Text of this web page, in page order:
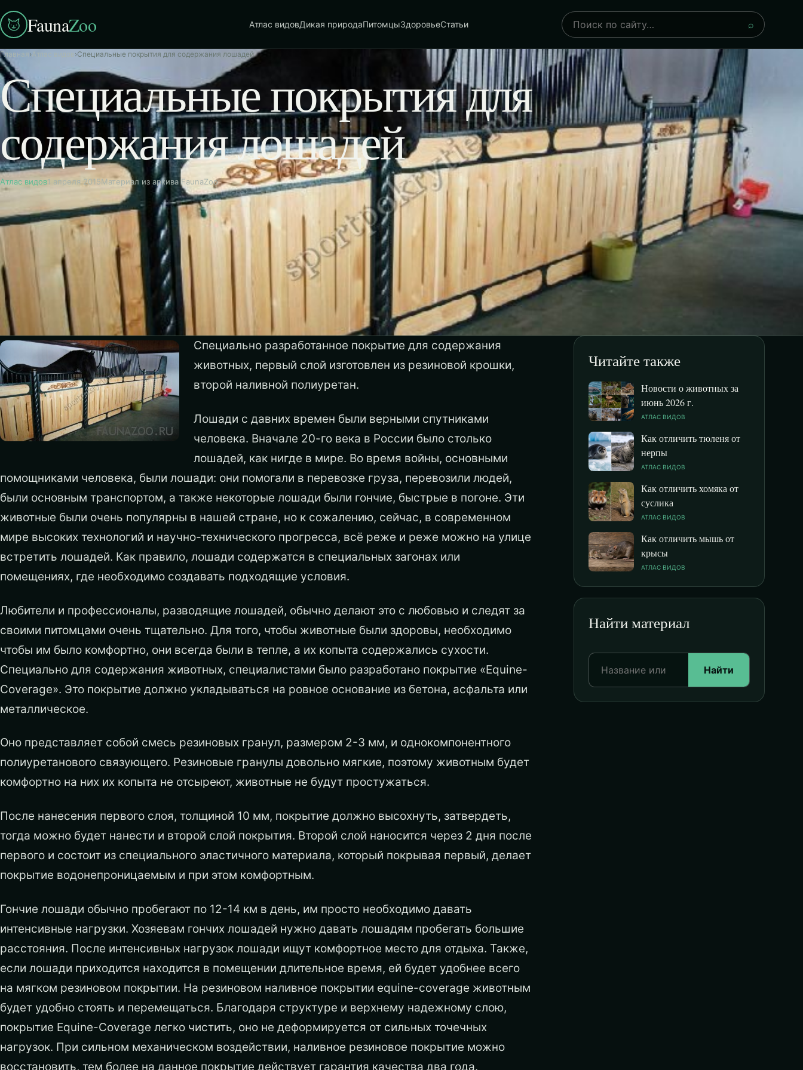
FaunaZoo Атлас видовДикая природаПитомцыЗдоровьеСтатьи
Поиск
⌕
Главная › ›Специальные покрытия для содержания лошадей
Специальные покрытия для
содержания лошадей
Атлас видов1 апреля 2015Материал из архива FaunaZoo
Специально разработанное покрытие для содержания
животных, первый слой изготовлен из резиновой крошки,
второй наливной полиуретан.
Лошади с давних времен были верными спутниками
человека. Вначале 20-го века в России было столько
лошадей, как нигде в мире. Во время войны, основными
помощниками человека, были лошади: они помогали в перевозке груза, перевозили людей,
были основным транспортом, а также некоторые лошади были гончие, быстрые в погоне. Эти
животные были очень популярны в нашей стране, но к сожалению, сейчас, в современном
мире высоких технологий и научно-технического прогресса, всё реже и реже можно на улице
встретить лошадей. Как правило, лошади содержатся в специальных загонах или
помещениях, где необходимо создавать подходящие условия.
Любители и профессионалы, разводящие лошадей, обычно делают это с любовью и следят за
своими питомцами очень тщательно. Для того, чтобы животные были здоровы, необходимо
чтобы им было комфортно, они всегда были в тепле, а их копыта содержались сухости.
Специально для содержания животных, специалистами было разработано покрытие «Equine-
Coverage». Это покрытие должно укладываться на ровное основание из бетона, асфальта или
металлическое.
Оно представляет собой смесь резиновых гранул, размером 2-3 мм, и однокомпонентного
полиуретанового связующего. Резиновые гранулы довольно мягкие, поэтому животным будет
комфортно на них их копыта не отсыреют, животные не будут простужаться.
После нанесения первого слоя, толщиной 10 мм, покрытие должно высохнуть, затвердеть,
тогда можно будет нанести и второй слой покрытия. Второй слой наносится через 2 дня после
первого и состоит из специального эластичного материала, который покрывая первый, делает
покрытие водонепроницаемым и при этом комфортным.
Гончие лошади обычно пробегают по 12-14 км в день, им просто необходимо давать
интенсивные нагрузки. Хозяевам гончих лошадей нужно давать лошадям пробегать большие
расстояния. После интенсивных нагрузок лошади ищут комфортное место для отдыха. Также,
если лошади приходится находится в помещении длительное время, ей будет удобнее всего
на мягком резиновом покрытии. На резиновом наливное покрытии equine-coverage животным
будет удобно стоять и перемещаться. Благодаря структуре и верхнему надежному слою,
покрытие Equine-Coverage легко чистить, оно не деформируется от сильных точечных
нагрузок. При сильном механическом воздействии, наливное резиновое покрытие можно
восстановить, тем более на данное покрытие действует гарантия качества два года.
Читайте также
Новости о животных за
июнь 2026 г.
АТЛАС ВИДОВ
Как отличить тюленя от
нерпы
АТЛАС ВИДОВ
Как отличить хомяка от
суслика
АТЛАС ВИДОВ
Как отличить мышь от
крысы
АТЛАС ВИДОВ
Найти материал
Найти